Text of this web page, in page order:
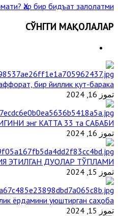
Ҳар бир бидъат залолатми? »
СЎНГГИ МАҚОЛАЛАР
бир йиллик қут-барака
تموز 16, 2024
энг КАТТА 33 та САБАБИ
تموز 16, 2024
ЭТИЛГАН ДУОЛАР ТЎПЛАМИ
تموز 15, 2024
ёрдамини уюштирган саҳоба
تموز 15, 2024